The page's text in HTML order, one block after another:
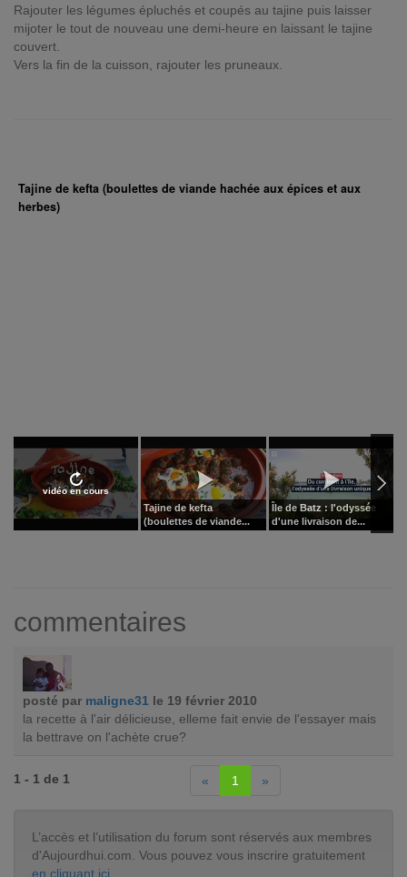
Rajouter les légumes épluchés et coupés au tajine puis laisser
mijoter le tout de nouveau une demi-heure en laissant le tajine
couvert.
Vers la fin de la cuisson, rajouter les pruneaux.
Tajine de kefta (boulettes de viande hachée aux épices et aux
herbes)
vidéo en cours
Tajine de kefta
(boulettes de viande...
Île de Batz : l'odyssée
d'une livraison de...
commentaires
posté par maligne31 le 19 février 2010
la recette à l'air délicieuse, elleme fait envie de l'essayer mais
la bettrave on l'achète crue?
1 - 1 de 1 « 1 »
L’accès et l’utilisation du forum sont réservés aux membres
d'Aujourdhui.com. Vous pouvez vous inscrire gratuitement
en cliquant ici